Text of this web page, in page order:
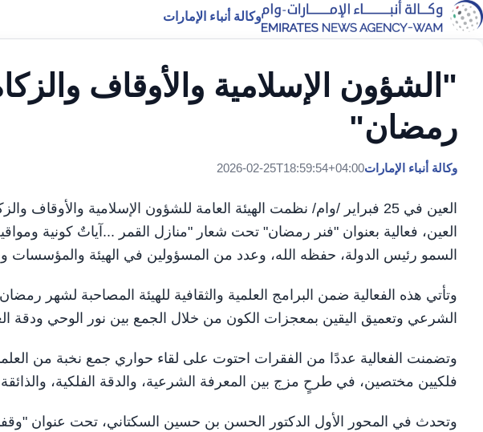
وكالة أنباء الإمارات
"الشؤون الإسلامية والأوقاف
رمضان"
وكالة أنباء الإمارات2026-02-25T18:59:54+04:00
العين في 25 فبراير /وام/ نظمت الهيئة العامة للشؤون الإسلامية
العين، فعالية بعنوان "فنر رمضان" تحت شعار "منازل القمر ...آياتٌ كونية
السمو رئيس الدولة، حفظه الله، وعدد من المسؤولين في الهيئة والمؤسسات
وتأتي هذه الفعالية ضمن البرامج العلمية والثقافية للهيئة المصاحبة لشهر
الشرعي وتعميق اليقين بمعجزات الكون من خلال الجمع بين نور الوحي ودقة
وتضمنت الفعالية عددًا من الفقرات احتوت على لقاء حواري جمع نخبة من
فلكيين مختصين، في طرحٍ مزج بين المعرفة الشرعية، والدقة الفلكية، والذائقة
وتحدث في المحور الأول الدكتور الحسن بن حسين السكتاني، تحت عنوان